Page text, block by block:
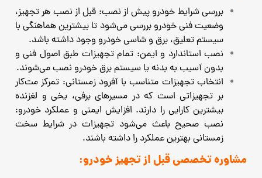
بررسی شرایط خودرو پیش از نصب: قبل از نصب هر تجهیز،
وضعیت فنی خودرو بررسی می‌شود تا بیشترین هماهنگی با
سیستم تعلیق، برق و شاسی خودرو وجود داشته باشد.
نصب استاندارد و ایمن: تمام تجهیزات طبق اصول فنی و
بدون آسیب به بدنه یا سیستم برق خودرو نصب می‌شوند.
انتخاب تجهیزات متناسب با آفرود زمستانی: تمرکز مت‌کار
بر تجهیزاتی است که در مسیرهای برفی، یخی و لغزنده
بیشترین کارایی را دارند. افزایش ایمنی و عملکرد خودرو:
نصب صحیح باعث می‌شود تجهیزات در شرایط سخت
زمستانی بهترین عملکرد را داشته باشند.
مشاوره تخصصی قبل از تجهیز خودرو: